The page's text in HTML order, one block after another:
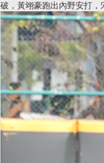
破，黃翊豪跑出內野安打，